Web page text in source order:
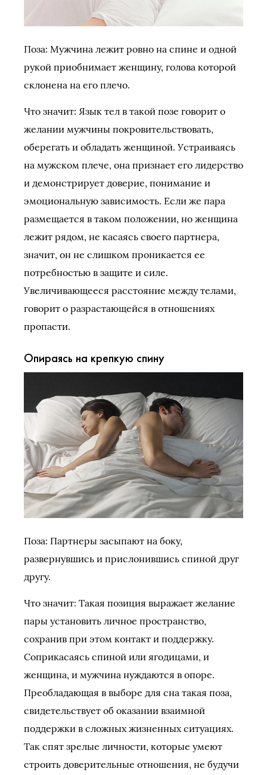
Поза: Мужчина лежит ровно на спине и одной
рукой приобнимает женщину, голова которой
склонена на его плечо.
Что значит: Язык тел в такой позе говорит о
желании мужчины покровительствовать,
оберегать и обладать женщиной. Устраиваясь
на мужском плече, она признает его лидерство
и демонстрирует доверие, понимание и
эмоциональную зависимость. Если же пара
размещается в таком положении, но женщина
лежит рядом, не касаясь своего партнера,
значит, он не слишком проникается ее
потребностью в защите и силе.
Увеличивающееся расстояние между телами,
говорит о разрастающейся в отношениях
пропасти.
Опираясь на крепкую спину
Поза: Партнеры засыпают на боку,
развернувшись и прислонившись спиной друг
другу.
Что значит: Такая позиция выражает желание
пары установить личное пространство,
сохранив при этом контакт и поддержку.
Соприкасаясь спиной или ягодицами, и
женщина, и мужчина нуждаются в опоре.
Преобладающая в выборе для сна такая поза,
свидетельствует об оказании взаимной
поддержки в сложных жизненных ситуациях.
Так спят зрелые личности, которые умеют
строить доверительные отношения, не будучи